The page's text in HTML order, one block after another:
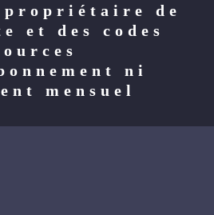
propriétaire de
et des codes
ni
mensuel